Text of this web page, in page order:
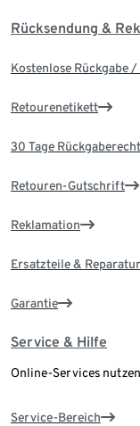
Rücksendung &
Kostenlose Rückgabe
Retourenetikett
30 Tage Rückgaberecht
Retouren-Gutschrift
Reklamation
Ersatzteile & Reparatur
Garantie
Service & Hilfe
Online-Services
Service-Bereich